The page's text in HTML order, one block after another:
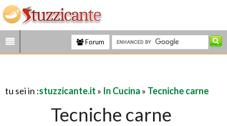
Forum
tu sei in :stuzzicante.it » In Cucina » Tecniche carne
Tecniche carne